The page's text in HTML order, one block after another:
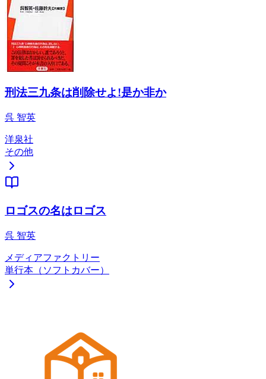
刑法三九条は削除せよ!是か非か
呉 智英
洋泉社
その他
ロゴスの名はロゴス
呉 智英
メディアファクトリー
単行本（ソフトカバー）